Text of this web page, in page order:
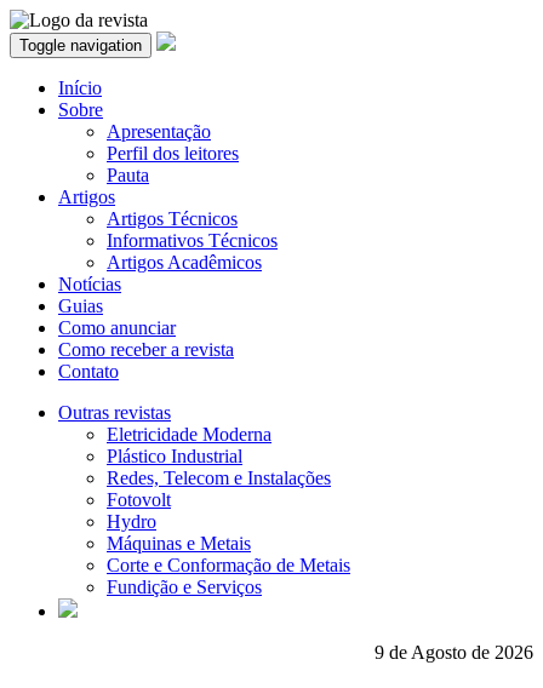
Toggle navigation
Início
Sobre
Apresentação
Perfil dos leitores
Pauta
Artigos
Artigos Técnicos
Informativos Técnicos
Artigos Acadêmicos
Notícias
Guias
Como anunciar
Como receber a revista
Contato
Outras revistas
Eletricidade Moderna
Plástico Industrial
Redes, Telecom e Instalações
Fotovolt
Hydro
Máquinas e Metais
Corte e Conformação de Metais
Fundição e Serviços
9 de Agosto de 2026